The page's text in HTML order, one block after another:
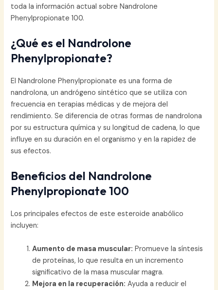
toda la información actual sobre Nandrolone
Phenylpropionate 100.
¿Qué es el Nandrolone
Phenylpropionate?
El Nandrolone Phenylpropionate es una forma de
nandrolona, un andrógeno sintético que se utiliza con
frecuencia en terapias médicas y de mejora del
rendimiento. Se diferencia de otras formas de nandrolona
por su estructura química y su longitud de cadena, lo que
influye en su duración en el organismo y en la rapidez de
sus efectos.
Beneficios del Nandrolone
Phenylpropionate 100
Los principales efectos de este esteroide anabólico
incluyen:
Aumento de masa muscular: Promueve la síntesis
de proteínas, lo que resulta en un incremento
significativo de la masa muscular magra.
Mejora en la recuperación: Ayuda a reducir el